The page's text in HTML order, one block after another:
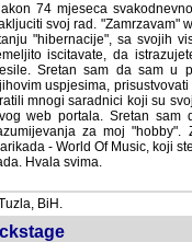
74 mjeseca
svoj rad. "Zamrzavam"
"hibernacije", sa svojih
iscitavate, da
sam da sam u
prisustvovati raznim
saradnici koji su svojim
portala. Sretan sam da
za moj "hobby".
- World Of Music, koji
Hvala svima.
BiH.